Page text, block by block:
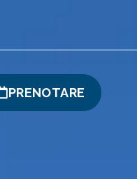
PRENOTARE